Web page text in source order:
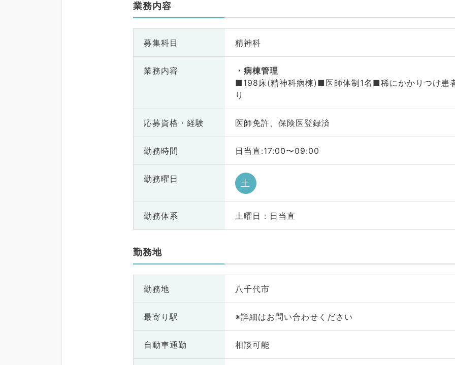
業務内容
募集科目 精神科
業務内容
病棟管理
■198床(精神科病棟)■医師体制1名■稀にかかりつけ患
り
応募資格・ 経験 医師免許、保険医登録済
勤務時間 日当直:17:00〜09:00
勤務曜日 土
勤務体系 土曜日 : 日当直
勤務地
勤務地 八千代市
最寄り駅 ※詳細はお問い合わせください
自動車通勤 相談可能